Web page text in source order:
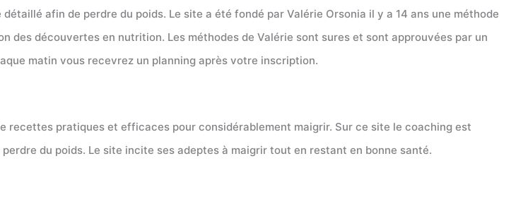
afin de perdre du poids. Le site a été fondé par Valérie Orsonia il y a 14 ans une méthode
découvertes en nutrition. Les méthodes de Valérie sont sures et sont approuvées par un
matin vous recevrez un planning après votre inscription.
pratiques et efficaces pour considérablement maigrir. Sur ce site le coaching est
du poids. Le site incite ses adeptes à maigrir tout en restant en bonne santé.